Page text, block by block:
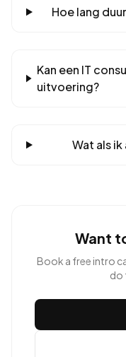
Hoe lang
Kan een IT
uitvoering?
Wat als
Want
Book a free intro
do